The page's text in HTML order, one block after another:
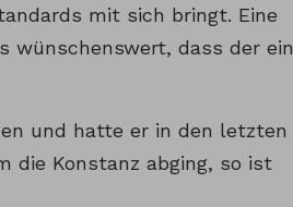
mit sich bringt. Eine
wünschenswert, dass der ein
und hatte er in den letzten
die Konstanz abging, so ist